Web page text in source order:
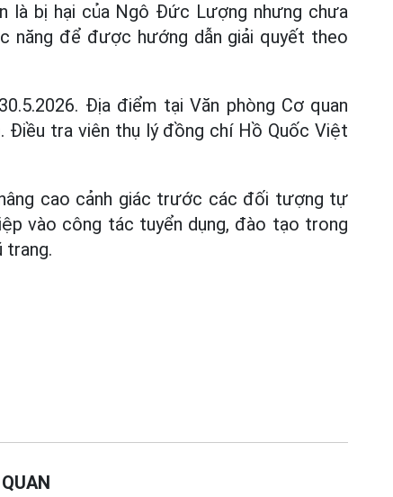
là bị hại của Ngô Đức Lượng nhưng chưa
năng để được hướng dẫn giải quyết theo
Địa điểm tại Văn phòng Cơ quan
Điều tra viên thụ lý đồng chí Hồ Quốc Việt
cao cảnh giác trước các đối tượng tự
vào công tác tuyển dụng, đào tạo trong
trang.